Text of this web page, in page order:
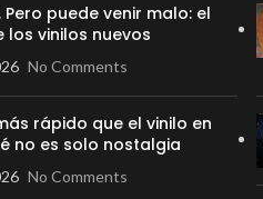
Pero puede venir malo: el
los vinilos nuevos
No Comments
rápido que el vinilo en
no es solo nostalgia
No Comments